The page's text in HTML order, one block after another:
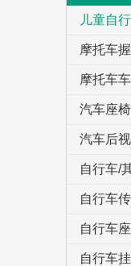
儿童自
摩托车
摩托车
汽车座
汽车后
自行车/
自行车
自行车
自行车